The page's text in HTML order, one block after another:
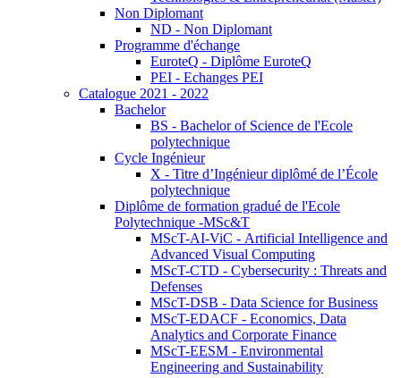
Non Diplomant
ND - Non Diplomant
Programme d'échange
EuroteQ - Diplôme EuroteQ
PEI - Echanges PEI
Catalogue 2021 - 2022
Bachelor
BS - Bachelor of Science de l'Ecole
polytechnique
Cycle Ingénieur
X - Titre d’Ingénieur diplômé de l’École
polytechnique
Diplôme de formation gradué de l'Ecole
Polytechnique -MSc&T
MScT-AI-ViC - Artificial Intelligence and
Advanced Visual Computing
MScT-CTD - Cybersecurity : Threats and
Defenses
MScT-DSB - Data Science for Business
MScT-EDACF - Economics, Data
Analytics and Corporate Finance
MScT-EESM - Environmental
Engineering and Sustainability